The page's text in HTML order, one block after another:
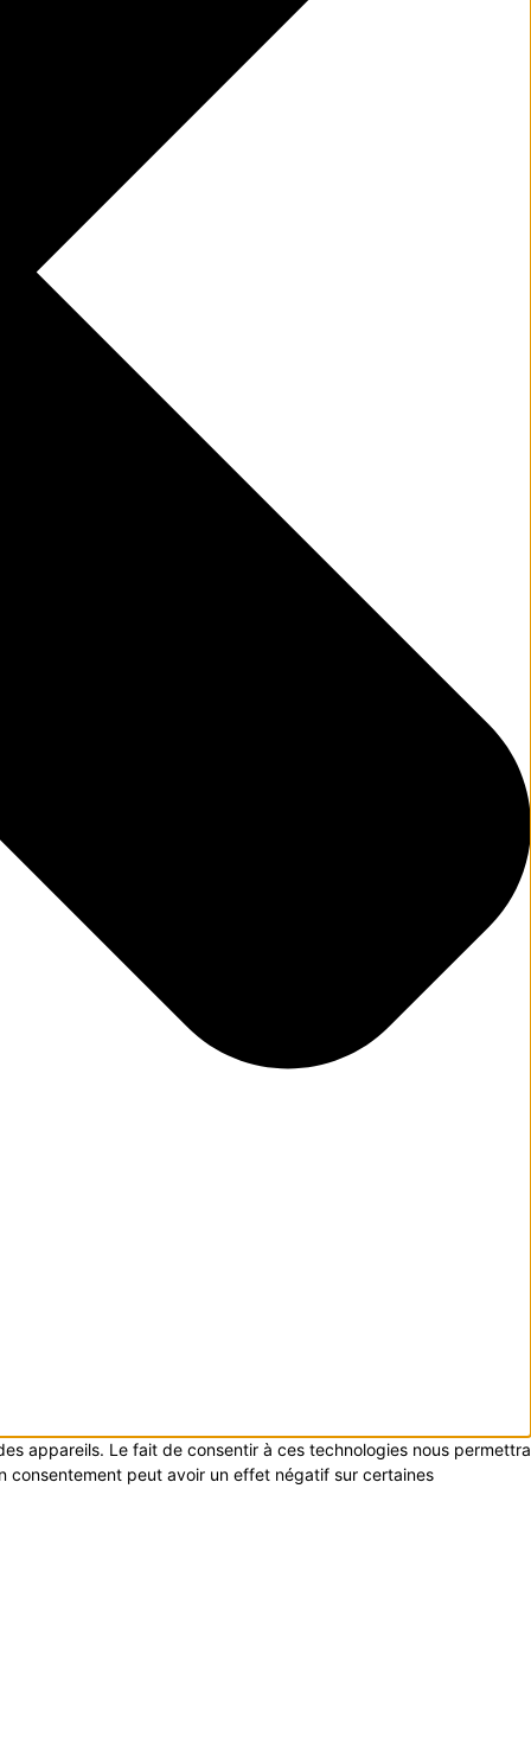
appareils. Le fait de consentir à ces technologies nous permettra
consentement peut avoir un effet négatif sur certaines